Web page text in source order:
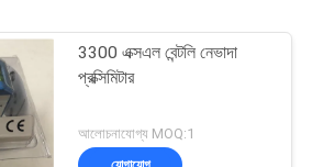
3300 এক্সএল বেন্টলি নেভাদা
প্রক্সিমিটার
আলোচনাযোগ্য MOQ:1